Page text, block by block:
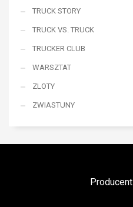
TRUCK STORY
TRUCK VS. TRUCK
TRUCKER CLUB
WARSZTAT
ZLOTY
ZWIASTUNY